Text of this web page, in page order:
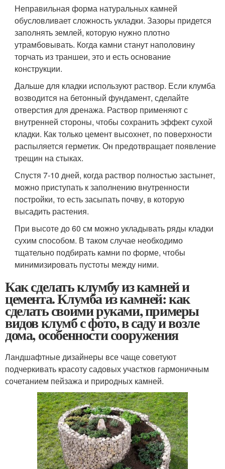
Неправильная форма натуральных камней
обусловливает сложность укладки. Зазоры придется
заполнять землей, которую нужно плотно
утрамбовывать. Когда камни станут наполовину
торчать из траншеи, это и есть основание
конструкции.
Дальше для кладки используют раствор. Если клумба
возводится на бетонный фундамент, сделайте
отверстия для дренажа. Раствор применяют с
внутренней стороны, чтобы сохранить эффект сухой
кладки. Как только цемент высохнет, по поверхности
распыляется герметик. Он предотвращает появление
трещин на стыках.
Спустя 7-10 дней, когда раствор полностью застынет,
можно приступать к заполнению внутренности
постройки, то есть засыпать почву, в которую
высадить растения.
При высоте до 60 см можно укладывать ряды кладки
сухим способом. В таком случае необходимо
тщательно подбирать камни по форме, чтобы
минимизировать пустоты между ними.
Как сделать клумбу из камней и
цемента. Клумба из камней: как
сделать своими руками, примеры
видов клумб с фото, в саду и возле
дома, особенности сооружения
Ландшафтные дизайнеры все чаще советуют
подчеркивать красоту садовых участков гармоничным
сочетанием пейзажа и природных камней.